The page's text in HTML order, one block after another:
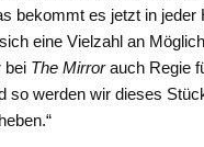
bekommt es jetzt in
eine Vielzahl an
bei The Mirrorauch Regie
so werden wir dieses